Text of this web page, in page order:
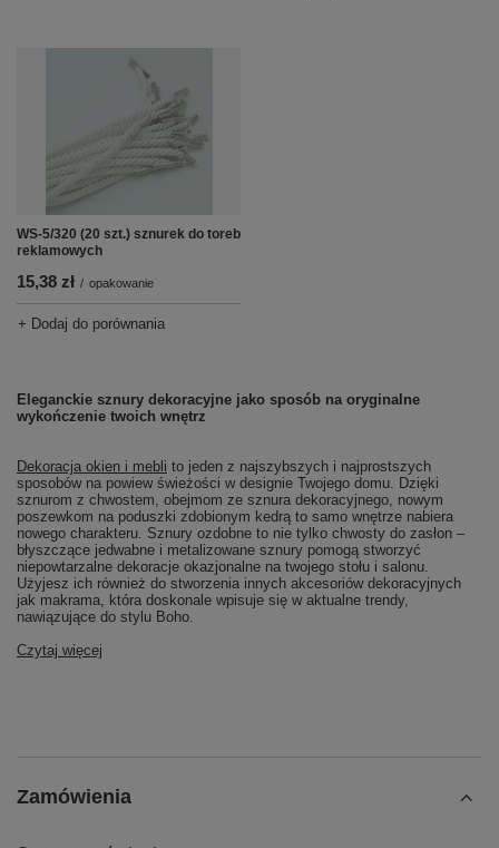
WS-5/320 (20 szt.) sznurek do toreb
reklamowych
15,38 zł / opakowanie
+ Dodaj do porównania
Eleganckie sznury dekoracyjne jako sposób na oryginalne
wykończenie twoich wnętrz
Dekoracja okien i mebli to jeden z najszybszych i najprostszych
sposobów na powiew świeżości w designie Twojego domu. Dzięki
sznurom z chwostem, obejmom ze sznura dekoracyjnego, nowym
poszewkom na poduszki zdobionym kedrą to samo wnętrze nabiera
nowego charakteru. Sznury ozdobne to nie tylko chwosty do zasłon –
błyszczące jedwabne i metalizowane sznury pomogą stworzyć
niepowtarzalne dekoracje okazjonalne na twojego stołu i salonu.
Użyjesz ich również do stworzenia innych akcesoriów dekoracyjnych
jak makrama, która doskonale wpisuje się w aktualne trendy,
nawiązujące do stylu Boho.
Czytaj więcej
Zamówienia